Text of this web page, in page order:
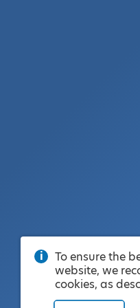
To ensure the
website, we
cookies, as